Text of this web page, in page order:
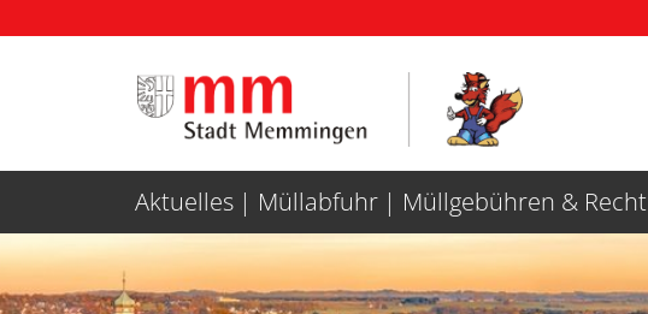
Weiter zur Navigation Weiter zum Inhalt
Aktuelles Müllabfuhr Müllgebühren & Recht